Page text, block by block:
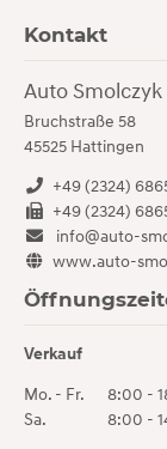
Kontakt
Auto Smolczyk
Bruchstraße 58
45525 Hattingen
+49 (2324)
+49 (2324)
info@auto-
www.auto-
Verkauf
Mo. - Fr.
8:00 -
Sa.
8:00 -